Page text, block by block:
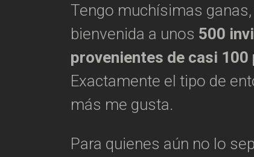
Tengo muchísimas
bienvenida a unos 500
provenientes de casi 100
Exactamente el tipo de
más me gusta.
Para quienes aún no lo